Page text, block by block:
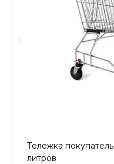
Тележка
литров